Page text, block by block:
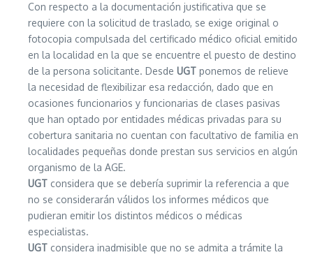
Con respecto a la documentación justificativa que se
requiere con la solicitud de traslado, se exige original o
fotocopia compulsada del certificado médico oficial emitido
en la localidad en la que se encuentre el puesto de destino
de la persona solicitante. Desde UGT ponemos de relieve
la necesidad de flexibilizar esa redacción, dado que en
ocasiones funcionarios y funcionarias de clases pasivas
que han optado por entidades médicas privadas para su
cobertura sanitaria no cuentan con facultativo de familia en
localidades pequeñas donde prestan sus servicios en algún
organismo de la AGE.
UGT considera que se debería suprimir la referencia a que
no se considerarán válidos los informes médicos que
pudieran emitir los distintos médicos o médicas
especialistas.
UGT considera inadmisible que no se admita a trámite la